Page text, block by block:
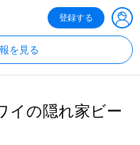
登録する
を見る
イの隠れ家ビー